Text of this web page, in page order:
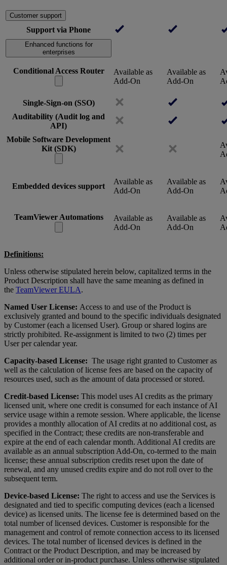
Customer support
Support via Phone
Enhanced functions for
enterprises
Conditional Access Router
Available as
Add-On
Available as
Add-On
Single-Sign-on (SSO)
Auditability (Audit log and
API)
Mobile Software Development
Kit (SDK)
Embedded devices support
Available as
Add-On
Available as
Add-On
TeamViewer Automations
Available as
Add-On
Available as
Add-On
Definitions:
Unless otherwise stipulated herein below, capitalized terms in the
Product Description shall have the same meaning as defined in
the TeamViewer EULA.
Named User License: Access to and use of the Product is
exclusively granted and bound to the specific individuals designated
by Customer (each a licensed User). Group or shared logins are
strictly prohibited. Re-assignment is limited to two (2) times per
User per calendar year.
Capacity-based License: The usage right granted to Customer as
well as the calculation of license fees are based on the capacity of
resources used, such as the amount of data processed or stored.
Credit-based License: This model uses AI credits as the primary
licensed unit, where one credit is consumed for each instance of AI
service usage within a remote session. Where applicable, the license
provides a monthly allocation of AI credits at no additional cost, as
specified in the Contract; these credits are non-transferable and
expire at the end of each calendar month. Additional AI credits are
available as an annual subscription Add-On, co-termed to the main
license; these annual subscription credits reset upon the date of
renewal, and any unused credits expire and do not roll over to the
subsequent term.
Device-based License: The right to access and use the Services is
designated and tied to specific computing devices (each a licensed
device) as licensed units. The license fee is determined based on the
total number of licensed devices. Customer is responsible for the
management and control of remote connection access to its licensed
devices. The total number of licensed devices is defined in the
Contract or the Product Description, and may be increased by
additional order or in-product purchase. Unless otherwise stipulated